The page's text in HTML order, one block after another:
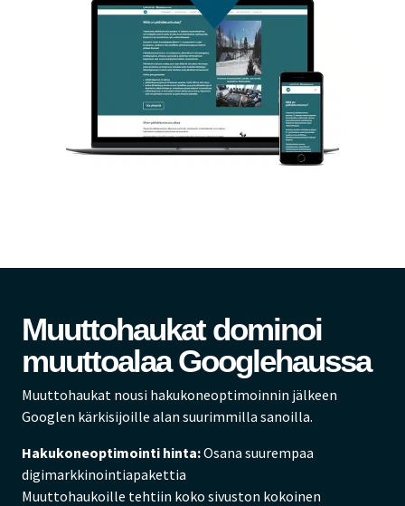
Muuttohaukat dominoi
muuttoalaa Googlehaussa
Muuttohaukat nousi hakukoneoptimoinnin jälkeen
Googlen kärkisijoille alan suurimmilla sanoilla.
Hakukoneoptimointi hinta:Osana suurempaa
digimarkkinointiapakettia
Muuttohaukoille tehtiin koko sivuston kokoinen